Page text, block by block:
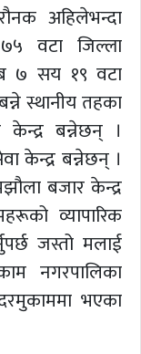
अहिलेभन्दा
वटा जिल्ला
७ सय १९ वटा
स्थानीय तहका
बन्नेछन् ।
केन्द्र बन्नेछन् ।
बजार केन्द्र
व्यापारिक
जस्तो मलाई
नगरपालिका
भएका